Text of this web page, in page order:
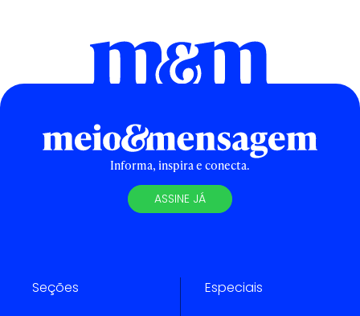
Informa, inspira e conecta.
ASSINE JÁ
Seções Especiais